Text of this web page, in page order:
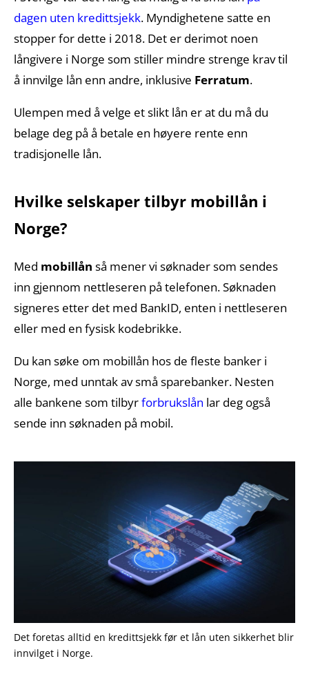
dagen uten kredittsjekk. Myndighetene satte en
stopper for dette i 2018. Det er derimot noen
långivere i Norge som stiller mindre strenge krav til
å innvilge lån enn andre, inklusive Ferratum.
Ulempen med å velge et slikt lån er at du må du
belage deg på å betale en høyere rente enn
tradisjonelle lån.
Hvilke selskaper tilbyr mobillån i
Norge?
Med mobillån så mener vi søknader som sendes
inn gjennom nettleseren på telefonen. Søknaden
signeres etter det med BankID, enten i nettleseren
eller med en fysisk kodebrikke.
Du kan søke om mobillån hos de fleste banker i
Norge, med unntak av små sparebanker. Nesten
alle bankene som tilbyrforbrukslån lar deg også
sende inn søknaden på mobil.
Det foretas alltid en kredittsjekk før et lån uten sikkerhet blir
innvilget i Norge.